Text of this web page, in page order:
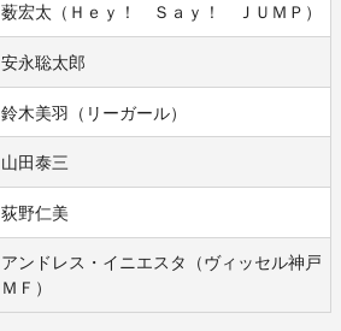
薮宏太（Ｈｅｙ！ Ｓａｙ！ ＪＵＭＰ）
安永聡太郎
鈴木美羽（リーガール）
山田泰三
荻野仁美
アンドレス・イニエスタ（ヴィッセル神戸
ＭＦ）